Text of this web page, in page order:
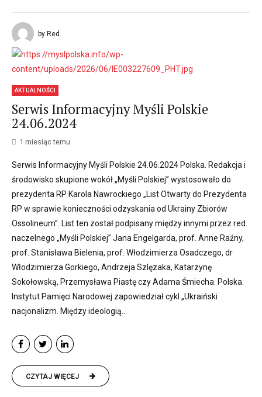
by Red.
AKTUALNOŚCI
Serwis Informacyjny Myśli Polskie
24.06.2024
1 miesiąc temu
Serwis Informacyjny Myśli Polskie 24.06.2024 Polska. Redakcja i
środowisko skupione wokół „Myśli Polskiej” wystosowało do
prezydenta RP Karola Nawrockiego „List Otwarty do Prezydenta
RP w sprawie konieczności odzyskania od Ukrainy Zbiorów
Ossolineum”. List ten został podpisany między innymi przez red.
naczelnego „Myśli Polskiej” Jana Engelgarda, prof. Anne Raźny,
prof. Stanisława Bielenia, prof. Włodzimierza Osadczego, dr
Włodzimierza Gorkiego, Andrzeja Szlęzaka, Katarzynę
Sokołowską, Przemysława Piastę czy Adama Śmiecha. Polska.
Instytut Pamięci Narodowej zapowiedział cykl „Ukraiński
nacjonalizm. Między ideologią...
CZYTAJ WIĘCEJ